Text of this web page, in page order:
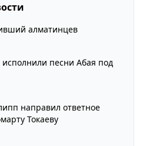
алматинцев
песни Абая под
направил ответное
Токаеву